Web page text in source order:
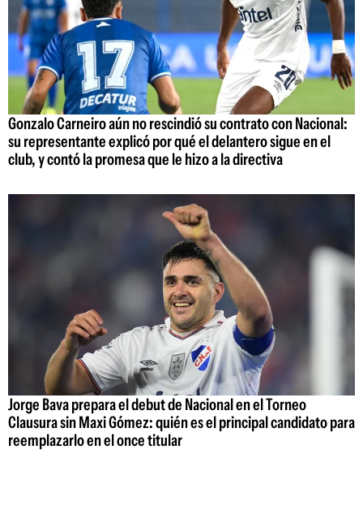
Gonzalo Carneiro aún no rescindió su contrato con Nacional:
su representante explicó por qué el delantero sigue en el
club, y contó la promesa que le hizo a la directiva
Jorge Bava prepara el debut de Nacional en el Torneo
Clausura sin Maxi Gómez: quién es el principal candidato para
reemplazarlo en el once titular